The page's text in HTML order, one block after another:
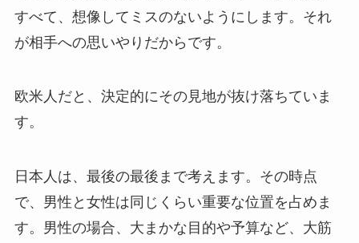
すべて、想像してミスのないようにします。それ
が相手への思いやりだからです。
欧米人だと、決定的にその見地が抜け落ちていま
す。
日本人は、最後の最後まで考えます。その時点
で、男性と女性は同じくらい重要な位置を占めま
す。男性の場合、大まかな目的や予算など、大筋